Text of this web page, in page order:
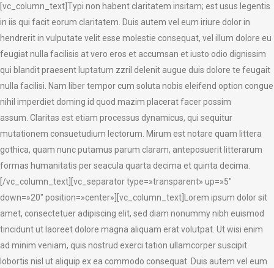
[vc_column_text]Typi non habent claritatem insitam; est usus legentis
in iis qui facit eorum claritatem. Duis autem vel eum iriure dolor in
hendrerit in vulputate velit esse molestie consequat, vel illum dolore eu
feugiat nulla facilisis at vero eros et accumsan et iusto odio dignissim
qui blandit praesent luptatum zzril delenit augue duis dolore te feugait
nulla facilisi. Nam liber tempor cum soluta nobis eleifend option congue
nihil imperdiet doming id quod mazim placerat facer possim
assum. Claritas est etiam processus dynamicus, qui sequitur
mutationem consuetudium lectorum. Mirum est notare quam littera
gothica, quam nunc putamus parum claram, anteposuerit litterarum
formas humanitatis per seacula quarta decima et quinta decima.
[/vc_column_text][vc_separator type=»transparent» up=»5″
down=»20″ position=»center»][vc_column_text]Lorem ipsum dolor sit
amet, consectetuer adipiscing elit, sed diam nonummy nibh euismod
tincidunt ut laoreet dolore magna aliquam erat volutpat. Ut wisi enim
ad minim veniam, quis nostrud exerci tation ullamcorper suscipit
lobortis nisl ut aliquip ex ea commodo consequat. Duis autem vel eum